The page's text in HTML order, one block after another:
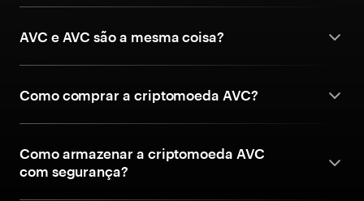
AVC e AVC são a mesma coisa?
Como comprar a criptomoeda AVC?
Como armazenar a criptomoeda AVC
com segurança?